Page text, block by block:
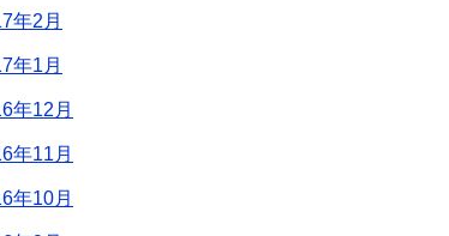
年2月
年1月
年12月
年11月
年10月